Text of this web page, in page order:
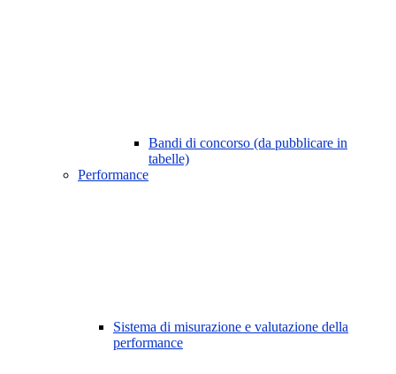
Bandi di concorso (da pubblicare in
tabelle)
Performance
Sistema di misurazione e valutazione della
performance